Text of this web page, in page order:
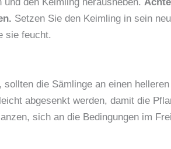
den Keimling herausheben.
Setzen Sie den Keimling in sein
sie feucht.
die Sämlinge an einen
abgesenkt werden, damit die
sich an die Bedingungen im